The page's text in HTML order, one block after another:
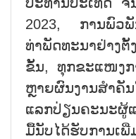
2023, ການພົວພັ
ທ່າພັດທະນາຢ່າງ
ຂັ້ນ, ທຸກຂະແໜງກ
ຫຼາຍຜົນງານສຳຄັ
ແລກປ່ຽນຄະນະຜູ້
ມື້ນັບໄດ້ຮັບການ